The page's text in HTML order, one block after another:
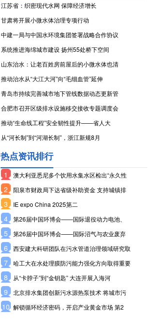
江苏省：织密现代水网 保障经济增长
甘肃将开展小微水体治理专项行动
中建一局与中国水环境集团签署战略合作协议
系统推进海绵城市建设 扬州55处桥下空间
山东治水：让老百姓房前屋后的小微水体也清
推动治水从“大江大河”向“毛细血管”延伸
青岛市持续完善城市地下管线数据动态更新管
合肥市召开区级排水设施移交接收专题调度会
推动“生命线工程”安全韧性提升——省人大
从“河长制”到“河湖长制”，浙江新规8月
热点资讯排行
1 澳大利亚悉尼多个饮用水集水区检出“永久性
2 阳泉市财政局下达省级补助资金 支持城镇排
3 IE expo China 2025第二
4 第26届中国环博会——国际退役动力电池、
5 第26届中国环博会——国际沼气与农业废弃
6 西安建大科研团队在污水管道治理领域研究取
7 哈工大在水处理膜防污能力强化方向取得重要
8 从“卡脖子”到“金钥匙” 大连开展入海河
9 北京排水集团创新污水源热泵技术 将城市污
10 解锁循环经济密码，开启产业黄金市场 第2